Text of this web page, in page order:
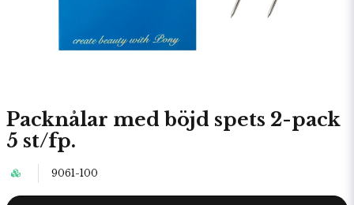
Packnålar med böjd spets 2-pack
5 st/fp.
9061-100